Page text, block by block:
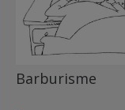
Barburisme